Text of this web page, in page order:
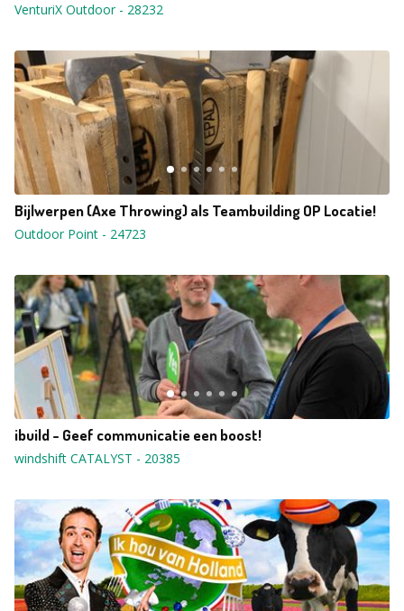
VenturiX Outdoor- 28232
Bijlwerpen (Axe Throwing) als Teambuilding OP Locatie!
Outdoor Point - 24723
ibuild - Geef communicatie een boost!
windshift CATALYST - 20385